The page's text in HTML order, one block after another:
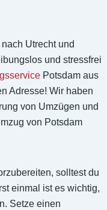
Utrecht und
und stressfrei
Potsdam aus
Adresse! Wir haben
von Umzügen und
von Potsdam
solltest du
einmal ist es wichtig,
Setze einen